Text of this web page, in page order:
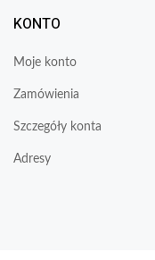
KONTO
Moje konto
Zamówienia
Szczegóły konta
Adresy